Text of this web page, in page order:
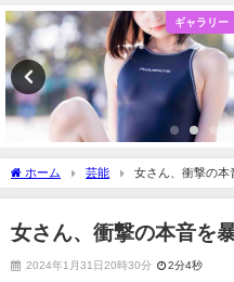
ギャラリー
ホーム 芸能 女さん、衝撃の本
女さん、衝撃の本音を
2024年1月31日20時30分 2分4秒